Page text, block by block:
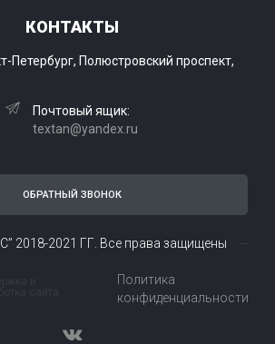
КОНТАКТЫ
Петербург, Полюстровский проспект,
Почтовый ящик:
textan@yandex.ru
ОБРАТНЫЙ ЗВОНОК
2018-2021 ГГ. Все права защищены
Политика
конфиденциальности